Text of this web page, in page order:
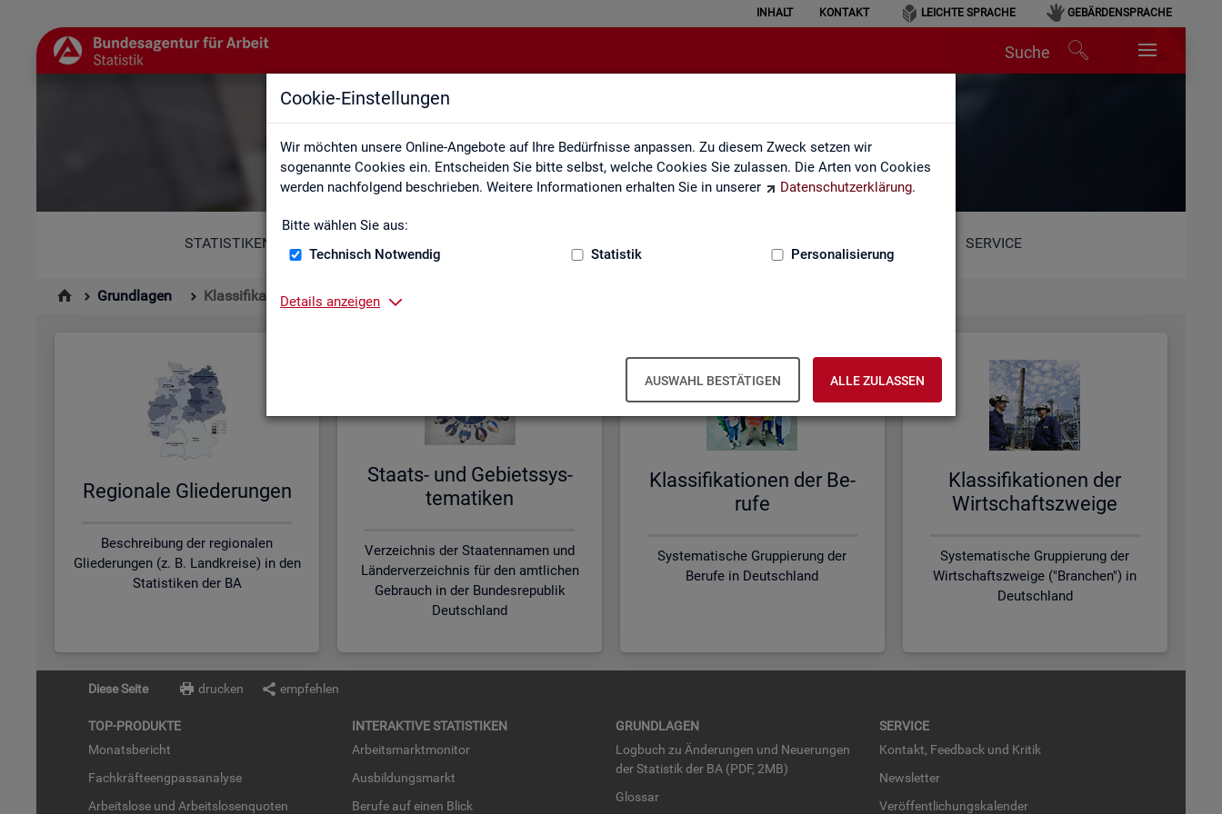
Cookie-Einstellungen
Wir möchten unsere Online-Angebote auf Ihre Bedürfnisse anpassen. Zu diesem Zweck setzen wir
sogenannte Cookies ein. Entscheiden Sie bitte selbst, welche Cookies Sie zulassen. Die Arten von Cookies
werden nachfolgend beschrieben. Weitere Informationen erhalten Sie in unserer
Datenschutzerklärung.
Bitte wählen Sie aus:
Technisch Notwendig
Statistik Personalisierung
Details anzeigen
AUSWAHL BESTÄTIGEN ALLE ZULASSEN
INHALT KONTAKT LEICHTE SPRACHE GEBÄRDENSPRACHE
Suche
Klassifikationen
STATISTIKEN SERVICE
Grundlagen Klassifikationen
Re­gio­na­le Glie­de­run­gen
Beschreibung der regionalen
Gliederungen (z. B. Landkreise) in den
Statistiken der BA
Staats- und Ge­biets­sys­
te­ma­ti­ken
Verzeichnis der Staatennamen und
Länderverzeichnis für den amtlichen
Gebrauch in der Bundesrepublik
Deutschland
Klas­si­fi­ka­tio­nen der Be­
ru­fe
Systematische Gruppierung der
Berufe in Deutschland
Klas­si­fi­ka­tio­nen der
Wirt­schafts­zwei­ge
Systematische Gruppierung der
Wirtschaftszweige ("Branchen") in
Deutschland
Diese Seite drucken empfehlen
TOP-PRO­DUK­TE
Mo­nats­be­richt
Fach­kräf­te­eng­pass­ana­ly­se
Ar­beits­lo­se und Ar­beits­lo­sen­quo­ten
IN­TER­AK­TI­VE STA­TIS­TI­KEN
Ar­beits­markt­mo­ni­tor
Aus­bil­dungs­markt
Be­ru­fe auf einen Blick
GRUND­LA­GEN
Log­buch zu Än­de­run­gen und Neue­run­gen
der Sta­tis­tik der BA (PDF, 2MB)
Glos­sar
SER­VICE
Kon­takt, Feed­back und Kri­tik
News­let­ter
Ver­öf­fent­li­chungs­ka­len­der